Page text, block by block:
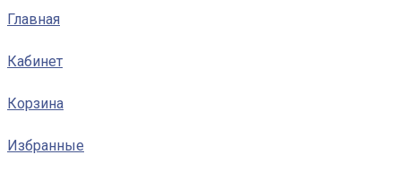
Главная
Кабинет
Корзина
Избранные